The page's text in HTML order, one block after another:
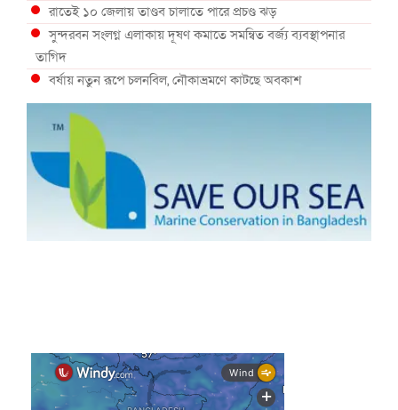
রাতেই ১০ জেলায় তাণ্ডব চালাতে পারে প্রচণ্ড ঝড়
সুন্দরবন সংলগ্ন এলাকায় দূষণ কমাতে সমন্বিত বর্জ্য ব্যবস্থাপনার
তাগিদ
বর্ষায় নতুন রূপে চলনবিল, নৌকাভ্রমণে কাটছে অবকাশ
গভীর সমুদ্রে ধরা পড়া ৫৪ কেজির তবল মাছ
কক্সবাজারে প্যারাসেইলিংয়ে নিরাপত্তা ঝুঁকি, নেই স্থায়ী পদক্ষেপ